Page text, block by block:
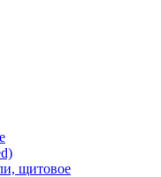
щитовое